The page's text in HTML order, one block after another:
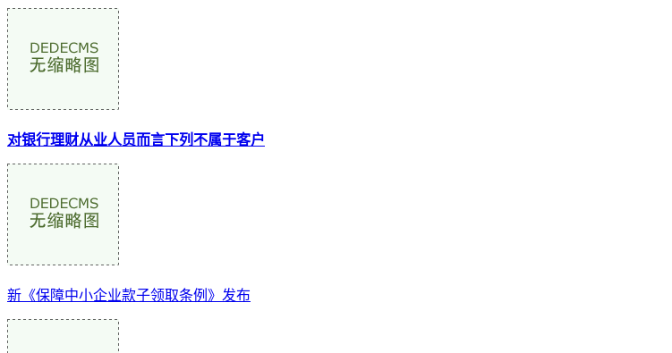
对银行理财从业人员而言下列不属于客户
新《保障中小企业款子领取条例》发布